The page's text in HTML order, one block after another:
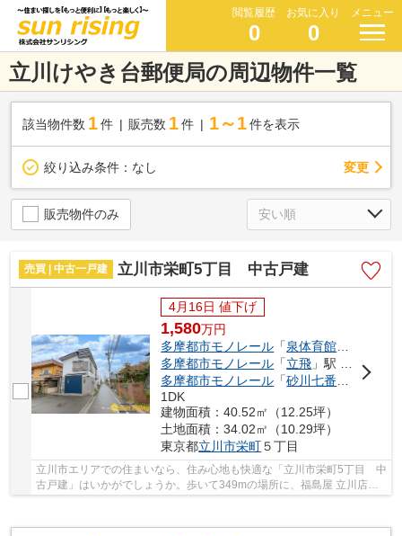
閲覧履歴
0
お気に入り
0
メニュー
立川けやき台郵便局の周辺物件一覧
該当物件数 1件 販売数 1 件 1～1 件を表示
絞り込み条件： なし 変更
販売物件のみ
売買 | 中古一戸建 立川市栄町5丁目 中古戸建
4月16日 値下げ
1,580万円
多摩都市モノレール 「泉体育館」駅 徒歩
多摩都市モノレール 「立飛 」駅 徒歩16分
多摩都市モノレール 「砂川七番」駅 徒歩
1DK
建物面積：40.52㎡（12.25坪）
土地面積：34.02㎡（10.29坪）
東京都立川市栄町５丁目
立川市エリアでの住まいなら、住み心地も快適な「立川市栄町5丁目 中
古戸建」はいかがでしょうか。歩いて349mの場所に、福島屋 立川店が